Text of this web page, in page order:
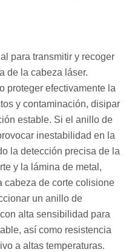
para transmitir y recoger
de la cabeza láser.
proteger efectivamente la
y contaminación, disipar
estable. Si el anillo de
inestabilidad en la
la detección precisa de la
y la lámina de metal,
cabeza de corte colisione
un anillo de
alta sensibilidad para
así como resistencia
a altas temperaturas.